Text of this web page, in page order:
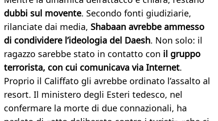
dubbi sul movente. Secondo fonti giudiziarie,
rilanciate dai media, Shabaan avrebbe ammesso
di condividere l’ideologia del Daesh. Non solo: il
ragazzo sarebbe stato in contatto con il gruppo
terrorista, con cui comunicava via Internet.
Proprio il Califfato gli avrebbe ordinato l’assalto al
resort. Il ministero degli Esteri tedesco, nel
confermare la morte di due connazionali, ha